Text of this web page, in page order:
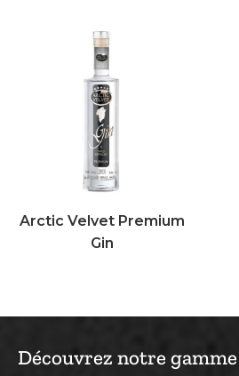
Arctic Velvet Premium
Gin
Découvrez notre gamme